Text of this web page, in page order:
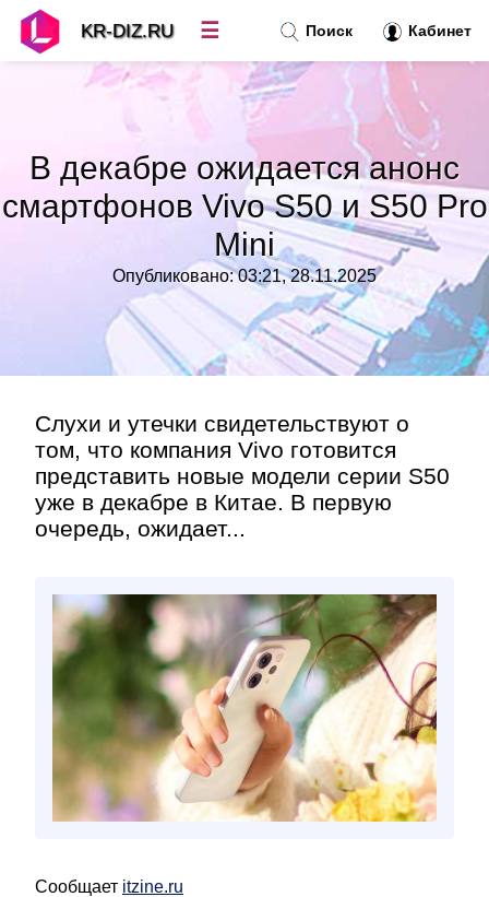
В декабре ожидается анонс
смартфонов Vivo S50 и S50 Pro
Mini
Опубликовано: 03:21, 28.11.2025
Cлухи и утечки свидетельствуют о
том, что компания Vivo готовится
представить новые модели серии S50
уже в декабре в Китае. В первую
очередь, ожидает...
Сообщает itzine.ru
Поиск Кабинет
KR-DIZ.RU ☰
Топ новостей»
»
Контакт»